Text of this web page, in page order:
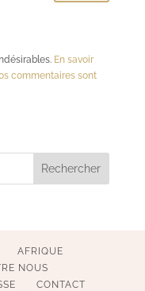
En savoir
commentaires sont
AFRIQUE
NOUS
CONTACT